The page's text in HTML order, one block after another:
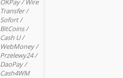
OKPay / Wire
Transfer /
Sofort /
BitCoins /
Cash U /
WebMoney /
Przelewy24 /
DaoPay /
Cash4WM